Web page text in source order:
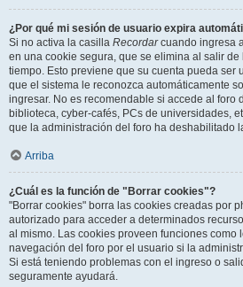
¿Por qué mi sesión de usuario expira
Si no activa la casilla Recordarcuando ingresa
en una cookie segura, que se elimina al salir
tiempo. Esto previene que su cuenta pueda ser
que el sistema le reconozca automáticamente
ingresar. No es recomendable si accede al foro
biblioteca, cyber-cafés, PCs de universidades,
que la administración del foro ha deshabilitado
Arriba
¿Cuál es la función de "Borrar cookies"?
"Borrar cookies" borra las cookies creadas por
autorizado para acceder a determinados
al mismo. Las cookies proveen funciones como
navegación del foro por el usuario si la
Si está teniendo problemas con el ingreso o
seguramente ayudará.